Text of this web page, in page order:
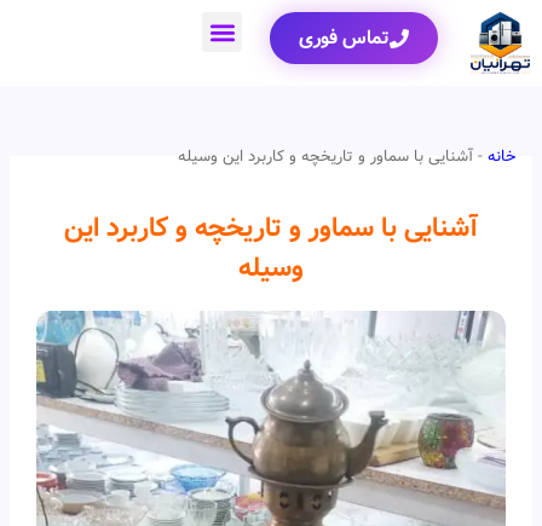
پرش
محتوا
تماس فوری
خانه-آشنایی با سماور و تاریخچه و کاربرد این وسیله
آشنایی با سماور و تاریخچه و کاربرد این
وسیله